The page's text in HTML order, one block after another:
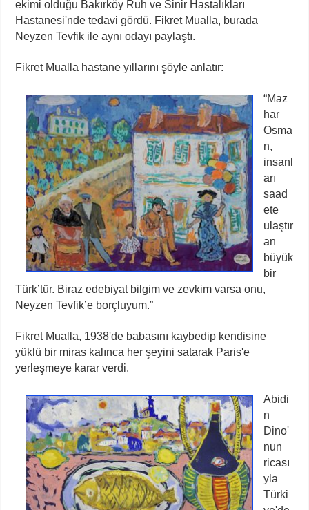
ekimi olduğu Bakırköy Ruh ve Sinir Hastalıkları
Hastanesi'nde tedavi gördü. Fikret Mualla, burada
Neyzen Tevfik ile aynı odayı paylaştı.
Fikret Mualla hastane yıllarını şöyle anlatır:
“Maz
har
Osma
n,
insanl
arı
saad
ete
ulaştır
an
büyük
bir
Türk’tür. Biraz edebiyat bilgim ve zevkim varsa onu,
Neyzen Tevfik’e borçluyum.”
Fikret Mualla, 1938'de babasını kaybedip kendisine
yüklü bir miras kalınca her şeyini satarak Paris'e
yerleşmeye karar verdi.
Abidi
n
Dino'
nun
ricası
yla
Türki